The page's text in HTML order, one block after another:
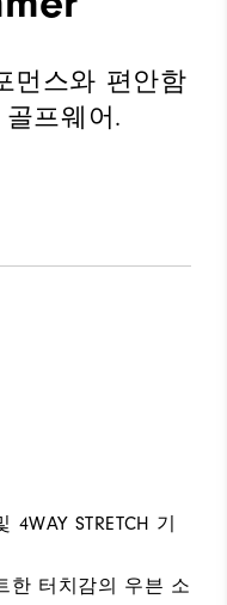
먼스와 편안함
프웨어.
STRETCH 기
한 터치감의 우븐 소